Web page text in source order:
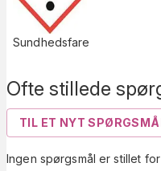
Ofte stillede
TIL ET NYT
Ingen spørgsmål er stillet
Sundhedsfare